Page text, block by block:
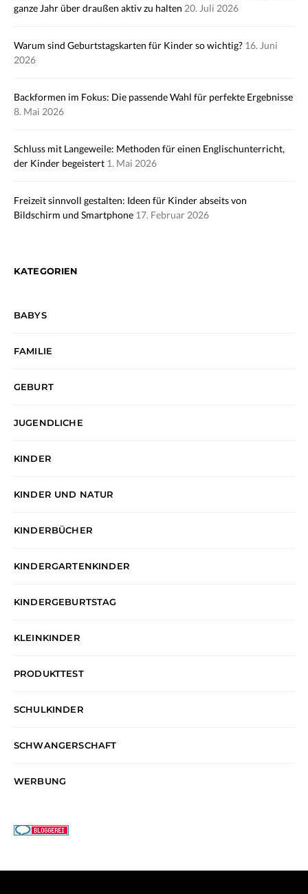
ganze Jahr über draußen aktiv zu halten 20. Juli 2026
Warum sind Geburtstagskarten für Kinder so wichtig? 16. Juni
2026
Backformen im Fokus: Die passende Wahl für perfekte Ergebnisse
8. Mai 2026
Schluss mit Langeweile: Methoden für einen Englischunterricht,
der Kinder begeistert 1. Mai 2026
Freizeit sinnvoll gestalten: Ideen für Kinder abseits von
Bildschirm und Smartphone 17. Februar 2026
KATEGORIEN
BABYS
FAMILIE
GEBURT
JUGENDLICHE
KINDER
KINDER UND NATUR
KINDERBÜCHER
KINDERGARTENKINDER
KINDERGEBURTSTAG
KLEINKINDER
PRODUKTTEST
SCHULKINDER
SCHWANGERSCHAFT
WERBUNG